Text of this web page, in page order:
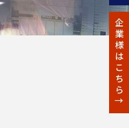
企業様はこちら↑